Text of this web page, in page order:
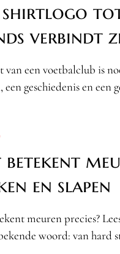
shirtlogo tot
verbindt
van een voetbalclub is
een geschiedenis en een
en slapen
meuren precies?
woord: van hard